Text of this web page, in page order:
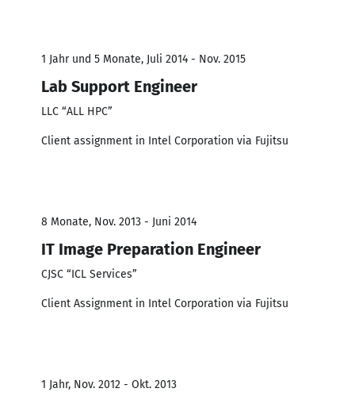
1 Jahr und 5 Monate, Juli 2014 - Nov. 2015
Lab Support Engineer
LLC “ALL HPC”
Client assignment in Intel Corporation via Fujitsu
8 Monate, Nov. 2013 - Juni 2014
IT Image Preparation Engineer
CJSC “ICL Services”
Client Assignment in Intel Corporation via Fujitsu
1 Jahr, Nov. 2012 - Okt. 2013